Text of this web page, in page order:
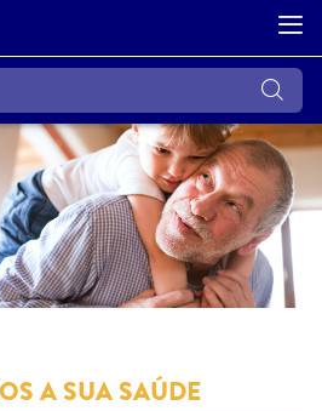
A SUA SAÚDE